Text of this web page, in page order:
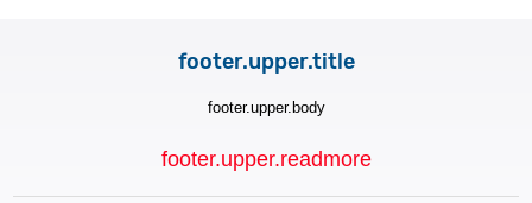
footer.upper.title
footer.upper.body
footer.upper.readmore